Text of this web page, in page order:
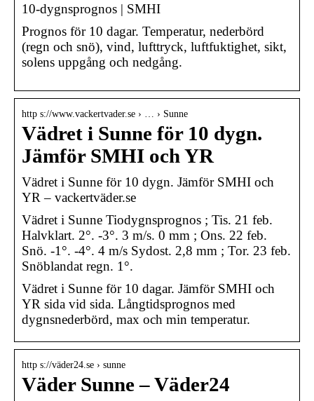
10-dygnsprognos | SMHI
Prognos för 10 dagar. Temperatur, nederbörd
(regn och snö), vind, lufttryck, luftfuktighet, sikt,
solens uppgång och nedgång.
http s://www.vackertvader.se › … › Sunne
Vädret i Sunne för 10 dygn.
Jämför SMHI och YR
Vädret i Sunne för 10 dygn. Jämför SMHI och
YR – vackertväder.se
Vädret i Sunne Tiodygnsprognos ; Tis. 21 feb.
Halvklart. 2°. -3°. 3 m/s. 0 mm ; Ons. 22 feb.
Snö. -1°. -4°. 4 m/s Sydost. 2,8 mm ; Tor. 23 feb.
Snöblandat regn. 1°.
Vädret i Sunne för 10 dagar. Jämför SMHI och
YR sida vid sida. Långtidsprognos med
dygnsnederbörd, max och min temperatur.
http s://väder24.se › sunne
Väder Sunne – Väder24